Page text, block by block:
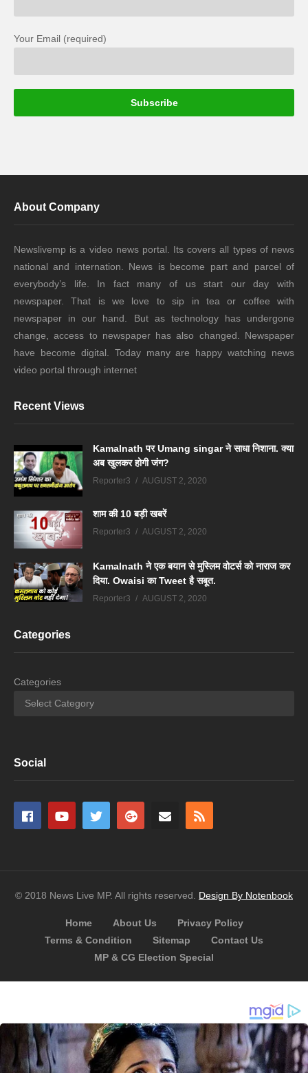
Your Email (required)
About Company
Newslivemp is a video news portal. Its covers all types of news
national and internation. News is become part and parcel of
everybody’s life. In fact many of us start our day with
newspaper. That is we love to sip in tea or coffee with
newspaper in our hand. But as technology has undergone
change, access to newspaper has also changed. Newspaper
have become digital. Today many are happy watching news
video portal through internet
Recent Views
Kamalnath पर Umang singar ने साधा निशाना. क्या
अब खुलकर होगी जंग?
Reporter3 AUGUST 2, 2020
शाम की 10 बड़ी खबरें
Reporter3 AUGUST 2, 2020
Kamalnath ने एक बयान से मुस्लिम वोटर्स को नाराज कर
दिया. Owaisi का Tweet है सबूत.
Reporter3 AUGUST 2, 2020
Categories
Categories
Social
© 2018 News Live MP. All rights reserved. Design By Notenbook
Home About Us
Privacy Policy
Terms & Condition
Sitemap
Contact Us
MP & CG Election Special